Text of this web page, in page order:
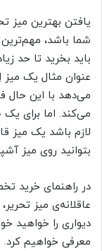
یافتن بهترین میز
شما باشد، مهم‌ترین
باید بخرید تا حد
عنوان مثال یک میز
می‌دهد با این حال
می‌کند. اما برای
لازم باشد یک میز
بتوانید روی میز
در راهنمای خرید
عاقلانه‌ی میز
دیواری را خواهید
معرفی خواهیم کرد.